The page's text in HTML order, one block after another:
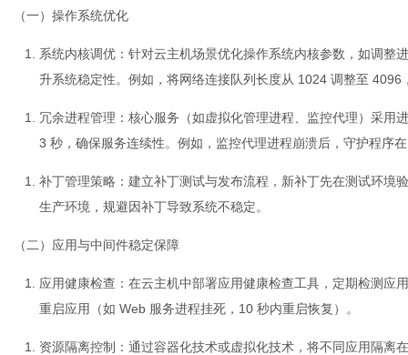
（一）操作系统优化
系统内核调优 ：针对云主机场景优化操作系统内核参数，如调整
升系统稳定性。例如，将网络连接队列长度从 1024 调整至
冗余进程管理 ：核心服务（如虚拟化管理进程、监控代理）采
3 秒，确保服务连续性。例如，监控代理进程崩溃后，守护程序
补丁管理策略 ：建立补丁测试与发布流程，新补丁先在测试环
生产环境，规避因补丁导致系统不稳定。
（二）应用与中间件稳定保障
应用健康检查 ：在云主机中部署应用健康检查工具，定期检测
重启应用（如 Web 服务进程挂死，10 秒内重启恢复）。
资源隔离控制 ：通过容器化技术或虚拟化技术，将不同应用隔